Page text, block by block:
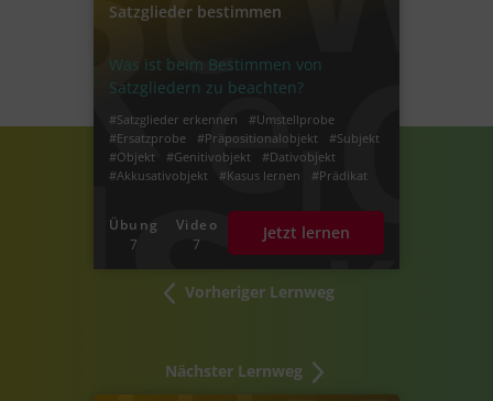
Vorheriger Lernweg
Satzglieder bestimmen
Was ist beim Bestimmen von
Satzgliedern zu beachten?
#Satzglieder erkennen
#Umstellprobe
#Ersatzprobe
#Präpositionalobjekt
#Subjekt
#Objekt
#Genitivobjekt
#Dativobjekt
#Akkusativobjekt
#Kasus lernen
#Prädikat
#Bestimmung von Satzgliedern
#Deutsche Satzglieder
#Satzglieder bestimmen in Deutsch
Übung
7
Video
7
Jetzt lernen
Nächster Lernweg